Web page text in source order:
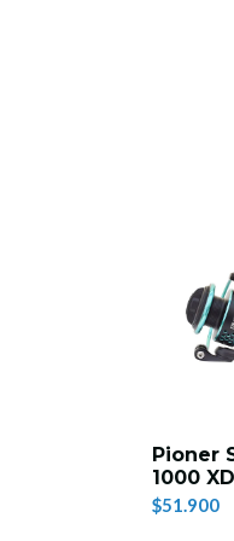
Pioner
1000 XD
$51.900